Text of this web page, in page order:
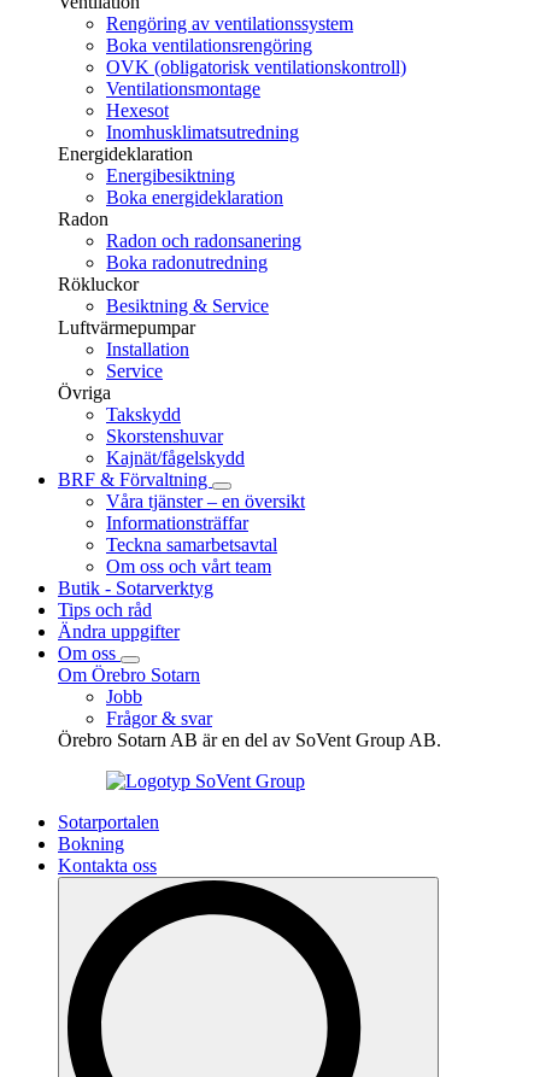
Rengöring av ventilationssystem
Boka ventilationsrengöring
OVK (obligatorisk ventilationskontroll)
Ventilationsmontage
Hexesot
Inomhusklimatsutredning
Energideklaration
Energibesiktning
Boka energideklaration
Radon
Radon och radonsanering
Boka radonutredning
Rökluckor
Besiktning & Service
Luftvärmepumpar
Installation
Service
Övriga
Takskydd
Skorstenshuvar
Kajnät/fågelskydd
BRF & Förvaltning
Våra tjänster – en översikt
Informationsträffar
Teckna samarbetsavtal
Om oss och vårt team
Butik - Sotarverktyg
Tips och råd
Ändra uppgifter
Om oss
Om Örebro Sotarn
Jobb
Frågor & svar
Örebro Sotarn AB är en del av SoVent Group AB.
Sotarportalen
Bokning
Kontakta oss